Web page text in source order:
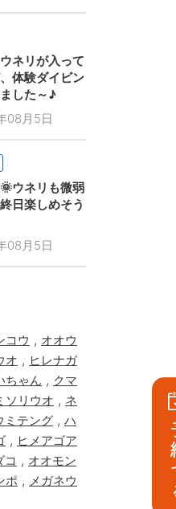
ネリが入って
体験ダイビン
した～♪
08月5日
ウネリも微弱
日楽しめそう
08月5日
コウ , オオウ
オ , ヒレナガ
ちゃん , クマ
ソリウオ , ネ
ミテング , ハ
, ヒメアゴア
コ , オオモン
ポ , メガネウ